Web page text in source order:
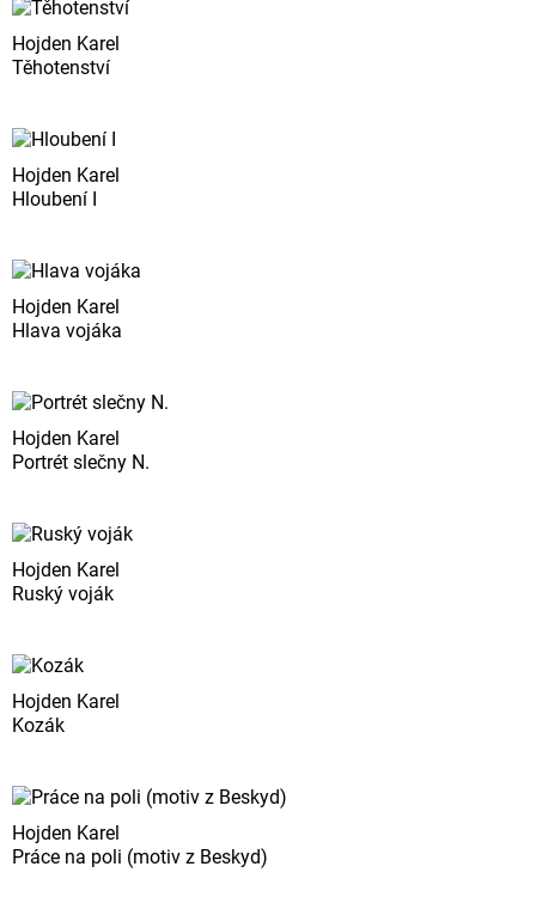
Hojden Karel
Těhotenství
Hojden Karel
Hloubení I
Hojden Karel
Hlava vojáka
Hojden Karel
Portrét slečny N.
Hojden Karel
Ruský voják
Hojden Karel
Kozák
Hojden Karel
Práce na poli (motiv z Beskyd)